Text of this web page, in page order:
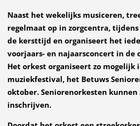
Naast het wekelijks musiceren,
regelmaat op in zorgcentra,
de kersttijd en organiseert het
voorjaars- en najaarsconcert in de
Het orkest organiseert zo mogelijk
muziekfestival, het Betuws
oktober. Seniorenorkesten
inschrijven.